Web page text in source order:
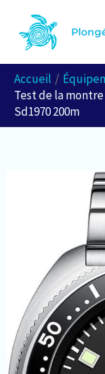
contenu
Accueil
Test de la
Sd1970 200m
e
h
e
r